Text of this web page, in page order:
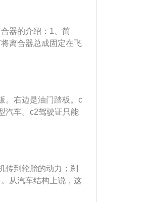
动挡汽车踏板的安排
于连接发动机配置更
器的介绍：1、简
离合器总成固定在飞
理：在汽车行驶过
要求：对其基本要求
寸小；质量小；耐磨
式与摩擦式两类。
。右边是油门踏板。c
汽车。c2驾驶证只能
驾范围为小型、微
引车、城市公交车、
轻便摩托车、轮式自
9座的车辆，不能驾
是机动车驾驶证代号
微型载货汽车；轻、
传到轮胎的动力；刹
从汽车结构上说，这
。具体介绍如下：